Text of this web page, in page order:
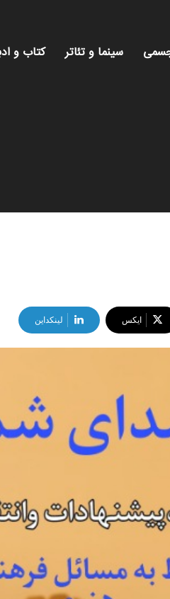
سینما و تئاتر کتاب و
ایکس لینکداین